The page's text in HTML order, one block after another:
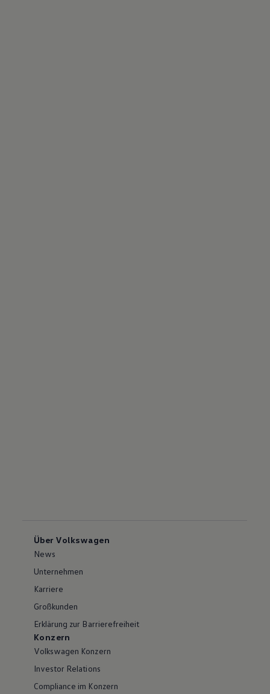
Über Volkswagen
News
Unternehmen
Karriere
Großkunden
Erklärung zur Barrierefreiheit
Konzern
Volkswagen Konzern
Investor Relations
Compliance im Konzern